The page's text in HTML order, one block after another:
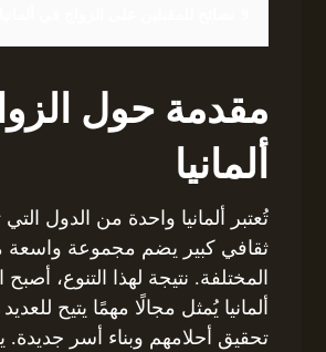
مقدمة حول
ألمانيا
تُعتبر ألمانيا واحدة من الدول التي
ثقافي كبير يضم مجموعة واسعة
المختلفة. نتيجة لهذا التنوع،
ألمانيا يُمثل مجالًا مهمًا يتيح
تحقيق أحلامهم وبناء أسر جديدة.